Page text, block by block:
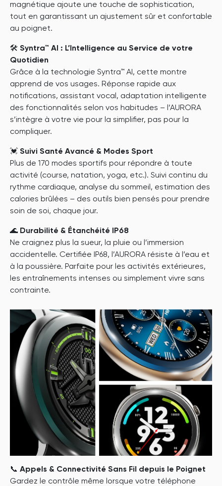
magnétique ajoute une touche de sophistication,
tout en garantissant un ajustement sûr et confortable
au poignet.
🛠 Syntra™ AI : L’Intelligence au Service de votre
Quotidien
Grâce à la technologie Syntra™ AI, cette montre
apprend de vos usages. Réponse rapide aux
notifications, assistant vocal, adaptation intelligente
des fonctionnalités selon vos habitudes – l’AURORA
s’intègre à votre vie pour la simplifier, pas pour la
compliquer.
💓 Suivi Santé Avancé & Modes Sport
Plus de 170 modes sportifs pour répondre à toute
activité (course, natation, yoga, etc.). Suivi continu du
rythme cardiaque, analyse du sommeil, estimation des
calories brûlées – des outils bien pensés pour prendre
soin de soi, chaque jour.
🌊 Durabilité & Étanchéité IP68
Ne craignez plus la sueur, la pluie ou l’immersion
accidentelle. Certifiée IP68, l’AURORA résiste à l’eau et
à la poussière. Parfaite pour les activités extérieures,
les entraînements intenses ou simplement vivre sans
contrainte.
📞 Appels & Connectivité Sans Fil depuis le Poignet
Gardez le contrôle même lorsque votre téléphone